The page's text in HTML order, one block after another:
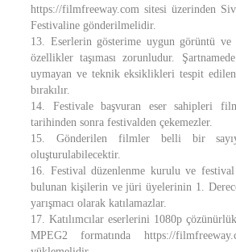
https://filmfreeway.com sitesi üzerinden
Festivaline gönderilmelidir.
13. Eserlerin gösterime uygun görüntü ve
özellikler taşıması zorunludur.
uymayan ve teknik eksiklikleri tespit
bırakılır.
14. Festivale başvuran eser sahipleri
tarihinden sonra festivalden çekemezler.
15. Gönderilen filmler belli bir
oluşturulabilecektir.
16. Festival düzenlenme kurulu ve
bulunan kişilerin ve jüri üyelerinin 1.
yarışmacı olarak katılamazlar.
17. Katılımcılar eserlerini 1080p
MPEG2 formatında https://